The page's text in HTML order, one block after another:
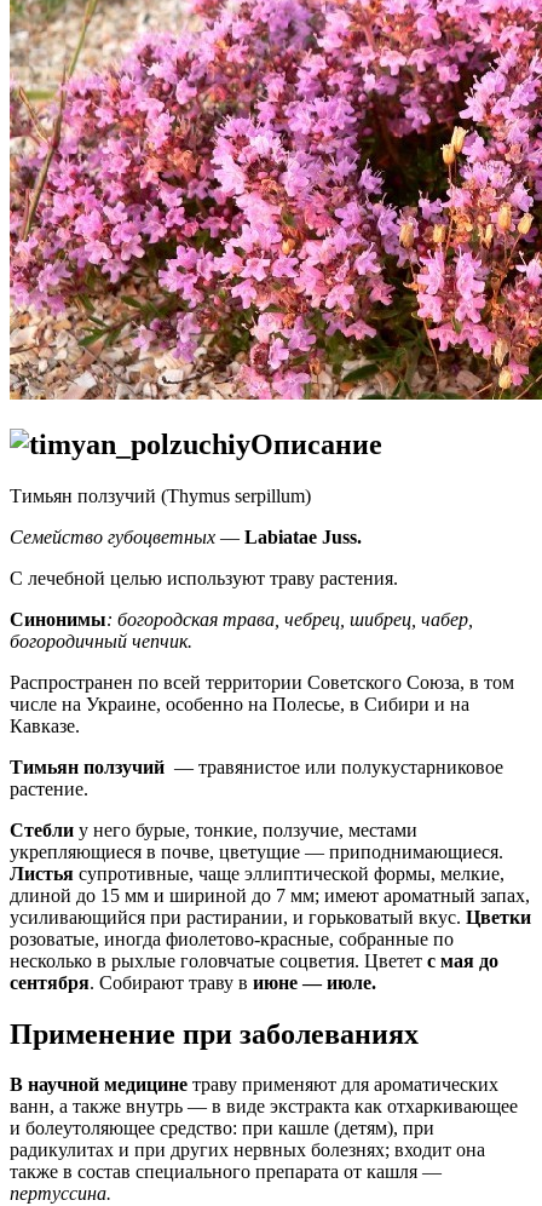
Описание
Тимьян ползучий (Thymus serpillum)
Семейство губоцветных — Labiatae Juss.
С лечебной целью используют траву растения.
Синонимы: богородская трава, чебрец, шибрец, чабер,
богородичный чепчик.
Распространен по всей территории Советского Союза, в том
числе на Украине, особенно на Полесье, в Сибири и на
Кавказе.
Тимьян ползучий — травянистое или полукустарниковое
растение.
Стебли у него бурые, тонкие, ползучие, местами
укрепляющиеся в почве, цветущие — приподнимающиеся.
Листья супротивные, чаще эллиптической формы, мелкие,
длиной до 15 мм и шириной до 7 мм; имеют ароматный запах,
усиливающийся при растирании, и горьковатый вкус. Цветки
розоватые, иногда фиолетово-красные, собранные по
несколько в рыхлые головчатые соцветия. Цветет с мая до
сентября. Собирают траву в июне — июле.
Применение при заболеваниях
В научной медицине траву применяют для ароматических
ванн, а также внутрь — в виде экстракта как отхаркивающее
и болеутоляющее средство: при кашле (детям), при
радикулитах и при других нервных болезнях; входит она
также в состав специального препарата от кашля —
пертуссина.